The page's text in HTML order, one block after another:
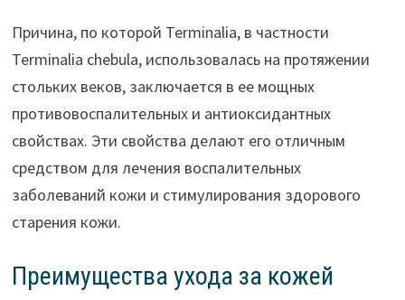
Причина, по которой Terminalia, в частности
Terminalia chebula, использовалась на протяжении
стольких веков, заключается в ее мощных
противовоспалительных и антиоксидантных
свойствах. Эти свойства делают его отличным
средством для лечения воспалительных
заболеваний кожи и стимулирования здорового
старения кожи.
Преимущества ухода за кожей